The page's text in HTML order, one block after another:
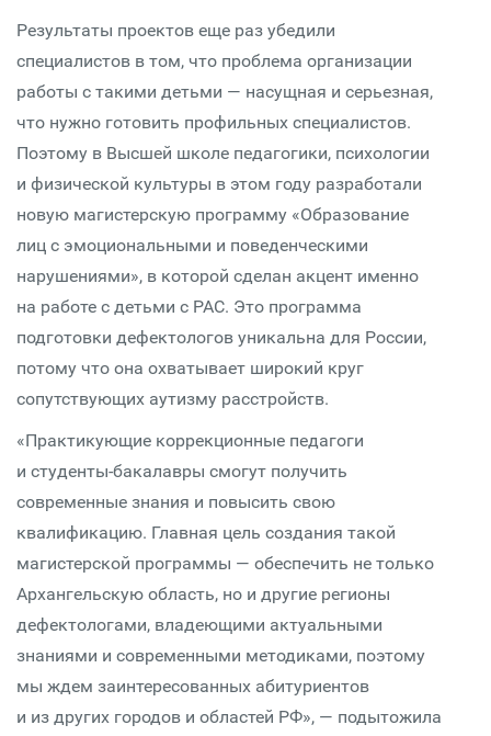
Результаты проектов еще раз убедили
специалистов в том, что проблема организации
работы с такими детьми — насущная и серьезная,
что нужно готовить профильных специалистов.
Поэтому в Высшей школе педагогики, психологии
и физической культуры в этом году разработали
новую магистерскую программу «Образование
лиц с эмоциональными и поведенческими
нарушениями», в которой сделан акцент именно
на работе с детьми с РАС. Это программа
подготовки дефектологов уникальна для России,
потому что она охватывает широкий круг
сопутствующих аутизму расстройств.
«Практикующие коррекционные педагоги
и студенты-бакалавры смогут получить
современные знания и повысить свою
квалификацию. Главная цель создания такой
магистерской программы — обеспечить не только
Архангельскую область, но и другие регионы
дефектологами, владеющими актуальными
знаниями и современными методиками, поэтому
мы ждем заинтересованных абитуриентов
и из других городов и областей РФ», — подытожила